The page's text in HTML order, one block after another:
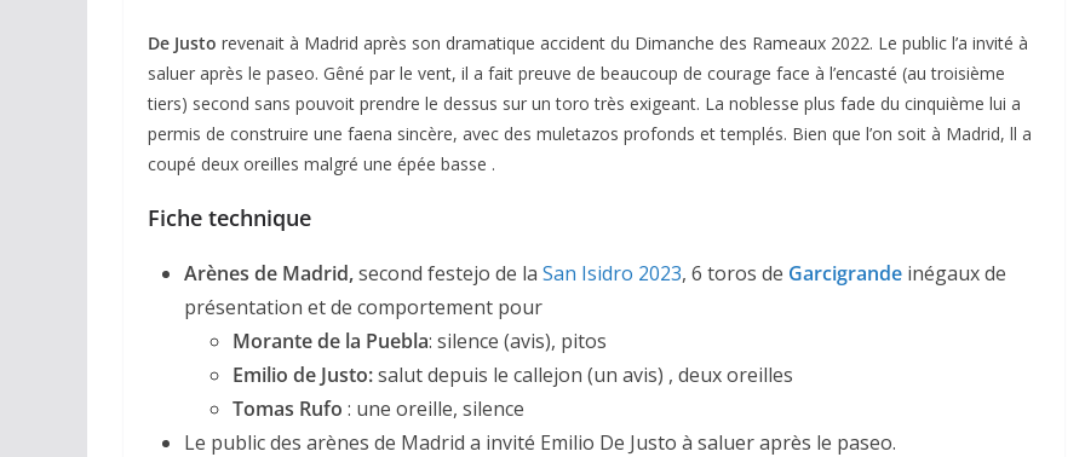
De Justo revenait à Madrid après son dramatique accident du Dimanche des Rameaux 2022. Le public l’a invité à
saluer après le paseo. Gêné par le vent, il a fait preuve de beaucoup de courage face à l’encasté (au troisième
tiers) second sans pouvoit prendre le dessus sur un toro très exigeant. La noblesse plus fade du cinquième lui a
permis de construire une faena sincère, avec des muletazos profonds et templés. Bien que l’on soit à Madrid, ll a
coupé deux oreilles malgré une épée basse .
Fiche technique
Arènes de Madrid,second festejo de la San Isidro 2023, 6 toros de Garcigrande inégaux de
présentation et de comportement pour
Morante de la Puebla: silence (avis), pitos
Emilio de Justo:salut depuis le callejon (un avis) , deux oreilles
Tomas Rufo : une oreille, silence
Le public des arènes de Madrid a invité Emilio De Justo à saluer après le paseo.
ACTUALITÉS TAURINES
CHRONIQUES TAURINES 2026
Arles : au seuil des
espérances.
Istres : la feria des
ultimes émotions